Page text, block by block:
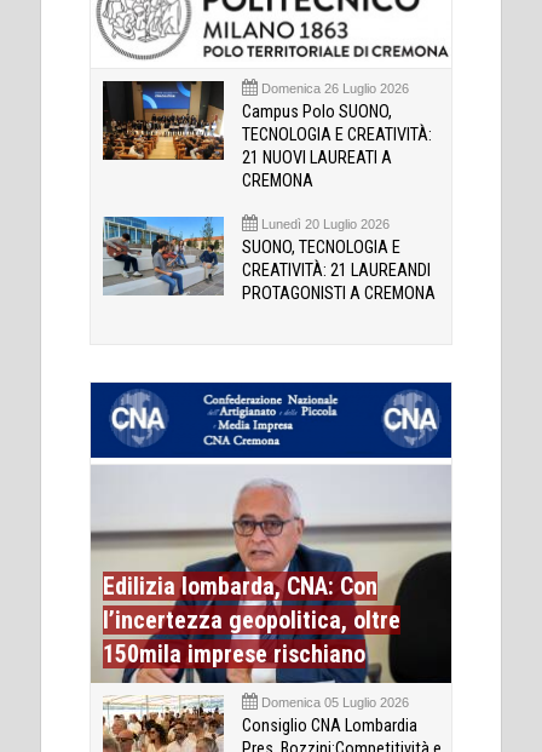
Domenica 26 Luglio 2026
Campus Polo SUONO,
TECNOLOGIA E CREATIVITÀ:
21 NUOVI LAUREATI A
CREMONA
Lunedì 20 Luglio 2026
SUONO, TECNOLOGIA E
CREATIVITÀ: 21 LAUREANDI
PROTAGONISTI A CREMONA
Edilizia lombarda, CNA: Con
l’incertezza geopolitica, oltre
150mila imprese rischiano
Domenica 05 Luglio 2026
Consiglio CNA Lombardia